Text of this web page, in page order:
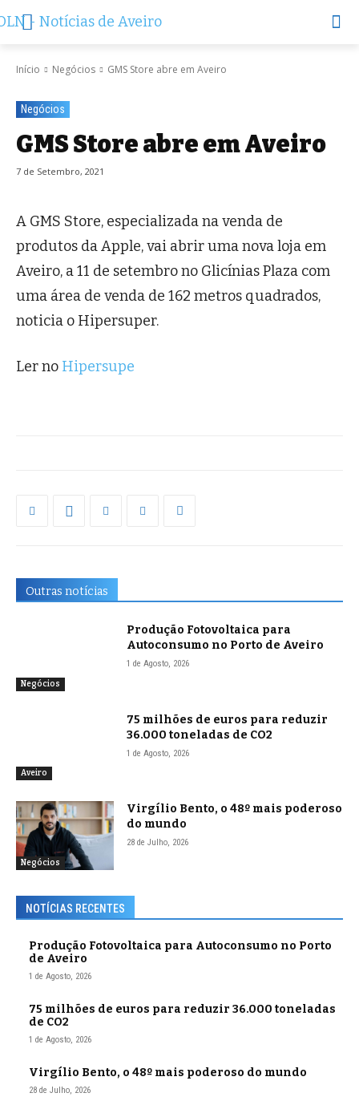
Início Negócios GMS Store abre em Aveiro
Negócios
GMS Store abre em Aveiro
7 de Setembro, 2021
A GMS Store, especializada na venda de
produtos da Apple, vai abrir uma nova loja em
Aveiro, a 11 de setembro no Glicínias Plaza com
uma área de venda de 162 metros quadrados,
noticia o Hipersuper.
Ler no Hipersupe
Outras notícias
Negócios
Produção Fotovoltaica para
Autoconsumo no Porto de Aveiro
1 de Agosto, 2026
Aveiro
75 milhões de euros para reduzir
36.000 toneladas de CO2
1 de Agosto, 2026
Negócios
Virgílio Bento, o 48º mais poderoso
do mundo
28 de Julho, 2026
NOTÍCIAS RECENTES
Produção Fotovoltaica para Autoconsumo no Porto
de Aveiro
1 de Agosto, 2026
75 milhões de euros para reduzir 36.000 toneladas
de CO2
1 de Agosto, 2026
Virgílio Bento, o 48º mais poderoso do mundo
28 de Julho, 2026